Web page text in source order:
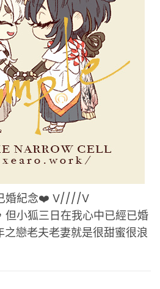
婚紀念❤️ V////V
但小狐三日在我心中已經已婚
戀老夫老妻就是很甜蜜很浪